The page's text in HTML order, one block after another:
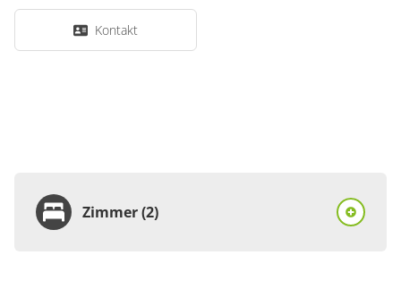
Kontakt
Zimmer (2)